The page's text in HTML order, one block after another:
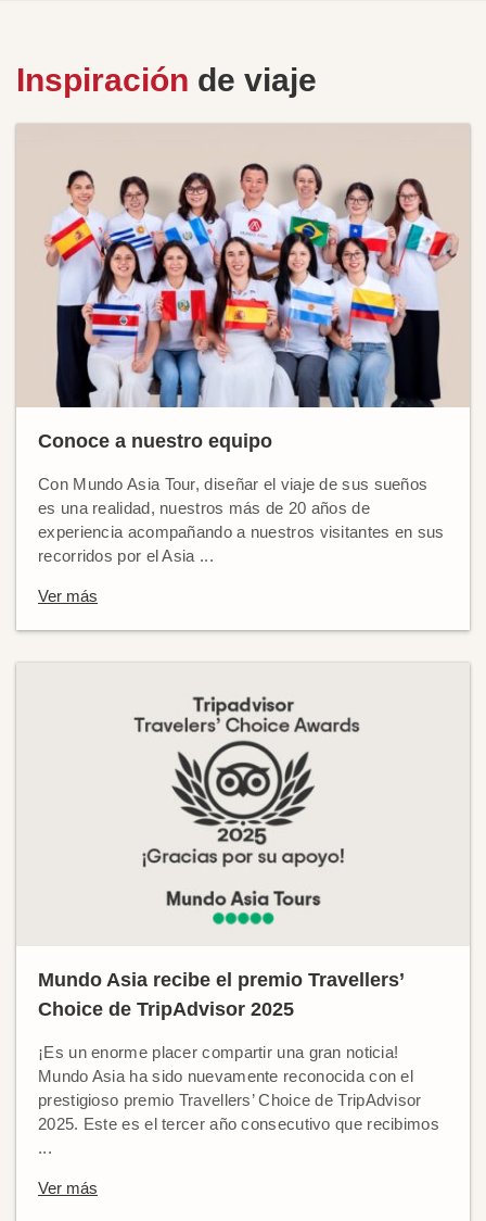
Inspiración de viaje
Conoce a nuestro equipo
Con Mundo Asia Tour, diseñar el viaje de sus sueños
es una realidad, nuestros más de 20 años de
experiencia acompañando a nuestros visitantes en sus
recorridos por el Asia ...
Ver más
Mundo Asia recibe el premio Travellers’
Choice de TripAdvisor 2025
¡Es un enorme placer compartir una gran noticia!
Mundo Asia ha sido nuevamente reconocida con el
prestigioso premio Travellers’ Choice de TripAdvisor
2025. Este es el tercer año consecutivo que recibimos
...
Ver más